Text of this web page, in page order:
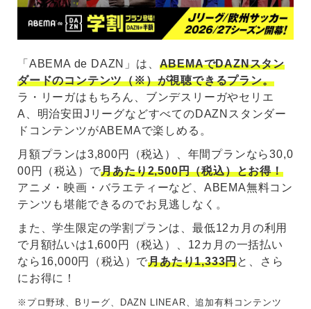
「ABEMA de DAZN」は、 ABEMAでDAZNスタン
ダードのコンテンツ（※）が視聴できるプラン。
ラ・リーガはもちろん、ブンデスリーガやセリエ
A、明治安田JリーグなどすべてのDAZNスタンダー
ドコンテンツがABEMAで楽しめる。
月額プランは3,800円（税込）、年間プランなら30,0
00円（税込）で月あたり2,500円（税込）とお得！
アニメ・映画・バラエティーなど、ABEMA無料コン
テンツも堪能できるのでお見逃しなく。
また、学生限定の学割プランは、最低12カ月の利用
で月額払いは1,600円（税込）、12カ月の一括払い
なら16,000円（税込）で月あたり1,333円と、さら
にお得に！
※プロ野球、Bリーグ、DAZN LINEAR、追加有料コンテンツ